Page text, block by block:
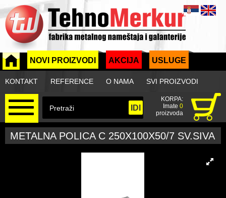
NOVI PROIZVODI AKCIJA USLUGE
KONTAKT REFERENCE O NAMA SVI PROIZVODI
KORPA:
Imate 0
proizvoda
METALNA POLICA C 250X100X50/7 SV.SIVA